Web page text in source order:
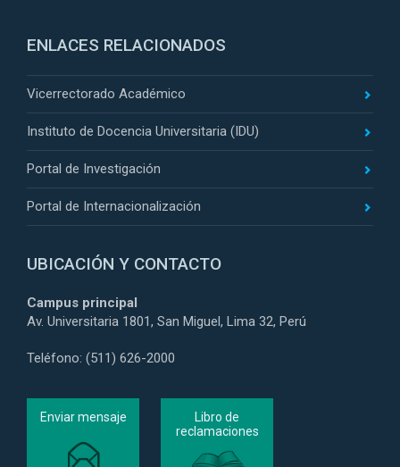
ENLACES RELACIONADOS
Vicerrectorado Académico
Instituto de Docencia Universitaria (IDU)
Portal de Investigación
Portal de Internacionalización
UBICACIÓN Y CONTACTO
Campus principal
Av. Universitaria 1801, San Miguel, Lima 32, Perú
Teléfono: (511) 626-2000
Enviar mensaje
Libro de
reclamaciones